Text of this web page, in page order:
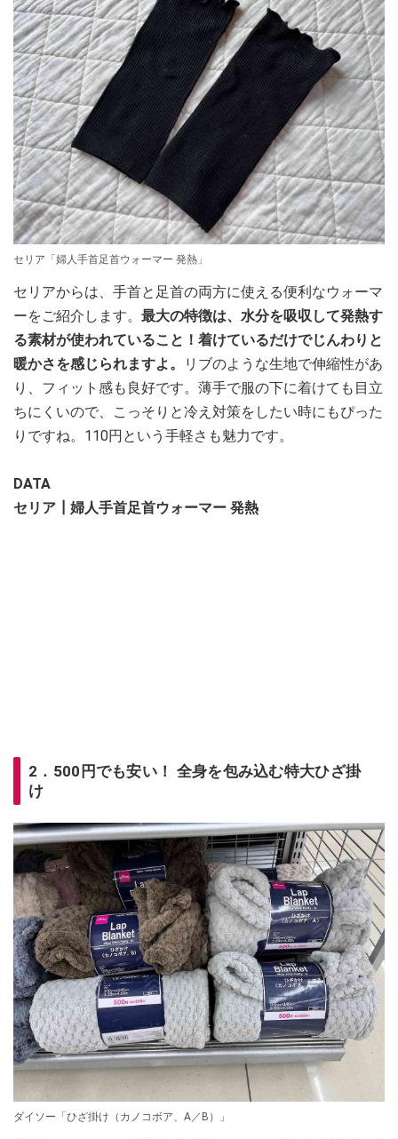
セリア「婦人手首足首ウォーマー 発熱」
セリアからは、手首と足首の両方に使える便利なウォーマ
ーをご紹介します。 最大の特徴は、水分を吸収して発熱す
る素材が使われていること！着けているだけでじんわりと
暖かさを感じられますよ。
リブのような生地で伸縮性があ
り、フィット感も良好です。薄手で服の下に着けても目立
ちにくいので、こっそりと冷え対策をしたい時にもぴった
りですね。110円という手軽さも魅力です。
DATA
セリア┃婦人手首足首ウォーマー 発熱
2．500円でも安い！ 全身を包み込む特大ひざ掛
け
ダイソー「ひざ掛け（カノコボア、A／B）」